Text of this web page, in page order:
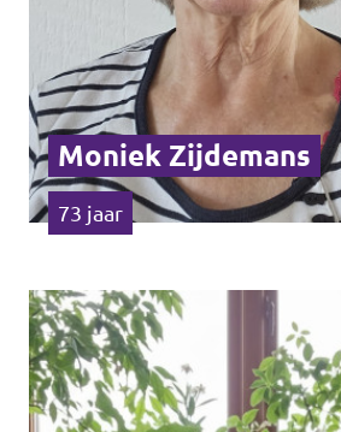
Moniek Zijdemans
73 jaar